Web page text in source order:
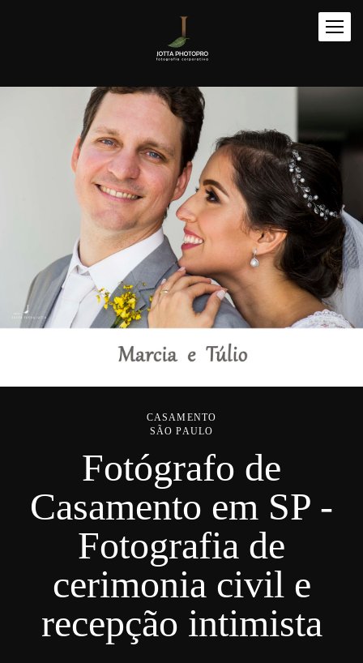
CASAMENTO
SÃO PAULO
Fotógrafo de
Casamento em SP -
Fotografia de
cerimonia civil e
recepção intimista